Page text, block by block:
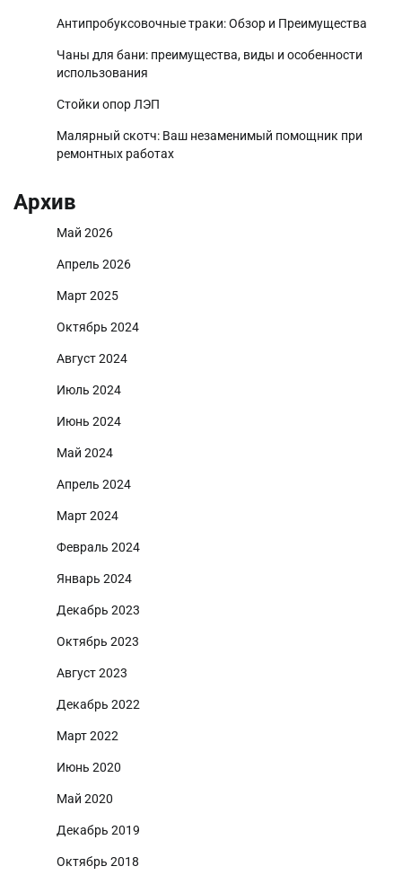
Антипробуксовочные траки: Обзор и Преимущества
Чаны для бани: преимущества, виды и особенности
использования
Стойки опор ЛЭП
Малярный скотч: Ваш незаменимый помощник при
ремонтных работах
Архив
Май 2026
Апрель 2026
Март 2025
Октябрь 2024
Август 2024
Июль 2024
Июнь 2024
Май 2024
Апрель 2024
Март 2024
Февраль 2024
Январь 2024
Декабрь 2023
Октябрь 2023
Август 2023
Декабрь 2022
Март 2022
Июнь 2020
Май 2020
Декабрь 2019
Октябрь 2018